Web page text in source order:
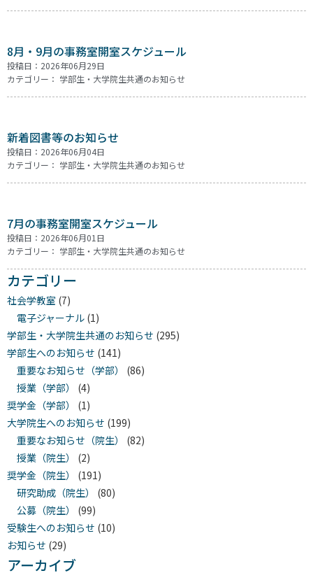
8月・9月の事務室開室スケジュール
投稿日：2026年06月29日
カテゴリー： 学部生・大学院生共通のお知らせ
新着図書等のお知らせ
投稿日：2026年06月04日
カテゴリー： 学部生・大学院生共通のお知らせ
7月の事務室開室スケジュール
投稿日：2026年06月01日
カテゴリー： 学部生・大学院生共通のお知らせ
カテゴリー
社会学教室 (7)
電子ジャーナル (1)
学部生・大学院生共通のお知らせ (295)
学部生へのお知らせ (141)
重要なお知らせ（学部）
(86)
授業（学部）
(4)
奨学金（学部）
(1)
大学院生へのお知らせ (199)
重要なお知らせ（院生）
(82)
授業（院生）
(2)
奨学金（院生）
(191)
研究助成（院生）
(80)
公募（院生）
(99)
受験生へのお知らせ (10)
お知らせ (29)
アーカイブ